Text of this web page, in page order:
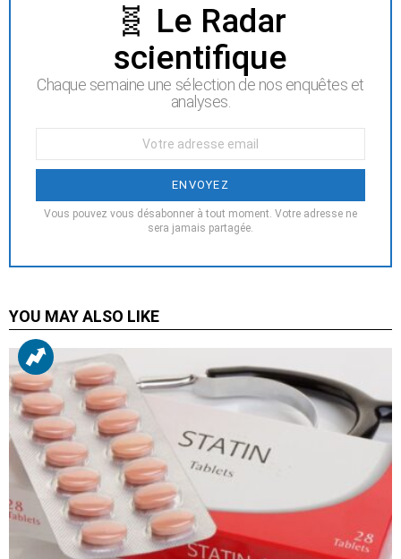
NEWSLETTER🧬 Le Radar
scientifique
Chaque semaine une sélection de nos enquêtes et
analyses.
:
Vous pouvez vous désabonner à tout moment. Votre adresse ne
sera jamais partagée.
YOU MAY ALSO LIKE